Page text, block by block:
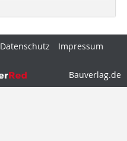
Datenschutz
Impressum
Bauverlag.de